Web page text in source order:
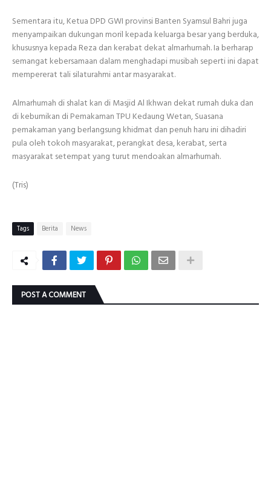
Sementara itu, Ketua DPD GWI provinsi Banten Syamsul Bahri juga
menyampaikan dukungan moril kepada keluarga besar yang berduka,
khususnya kepada Reza dan kerabat dekat almarhumah. Ia berharap
semangat kebersamaan dalam menghadapi musibah seperti ini dapat
mempererat tali silaturahmi antar masyarakat.
Almarhumah di shalat kan di Masjid Al Ikhwan dekat rumah duka dan
di kebumikan di Pemakaman TPU Kedaung Wetan, Suasana
pemakaman yang berlangsung khidmat dan penuh haru ini dihadiri
pula oleh tokoh masyarakat, perangkat desa, kerabat, serta
masyarakat setempat yang turut mendoakan almarhumah.
(Tris)
Tags Berita News
POST A COMMENT